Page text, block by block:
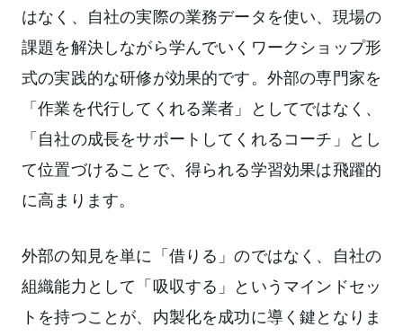
はなく、自社の実際の業務データを使い、現場の
課題を解決しながら学んでいくワークショップ形
式の実践的な研修が効果的です。外部の専門家を
「作業を代行してくれる業者」としてではなく、
「自社の成長をサポートしてくれるコーチ」とし
て位置づけることで、得られる学習効果は飛躍的
に高まります。
外部の知見を単に「借りる」のではなく、自社の
組織能力として「吸収する」というマインドセッ
トを持つことが、内製化を成功に導く鍵となりま